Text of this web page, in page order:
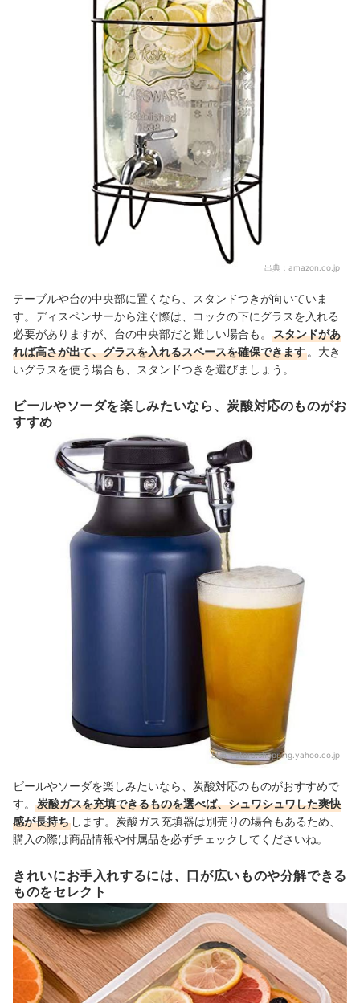
出典： amazon.co.jp
テーブルや台の中央部に置くなら、スタンドつきが向いていま
す。ディスペンサーから注ぐ際は、コックの下にグラスを入れる
必要がありますが、台の中央部だと難しい場合も。
スタンドがあ
れば高さが出て、グラスを入れるスペースを確保できます 。 大き
いグラスを使う場合も、スタンドつきを選びましょう。
ビールやソーダを楽しみたいなら、炭酸対応のものがお
すすめ
出典：store.shopping.yahoo.co.jp
ビールやソーダを楽しみたいなら、炭酸対応のものがおすすめで
す。
炭酸ガスを充填できるものを選べば、シュワシュワした爽快
感が長持ち します。炭酸ガス充填器は別売りの場合もあるため、
購入の際は商品情報や付属品を必ずチェックしてくださいね。
きれいにお手入れするには、口が広いものや分解できる
ものをセレクト